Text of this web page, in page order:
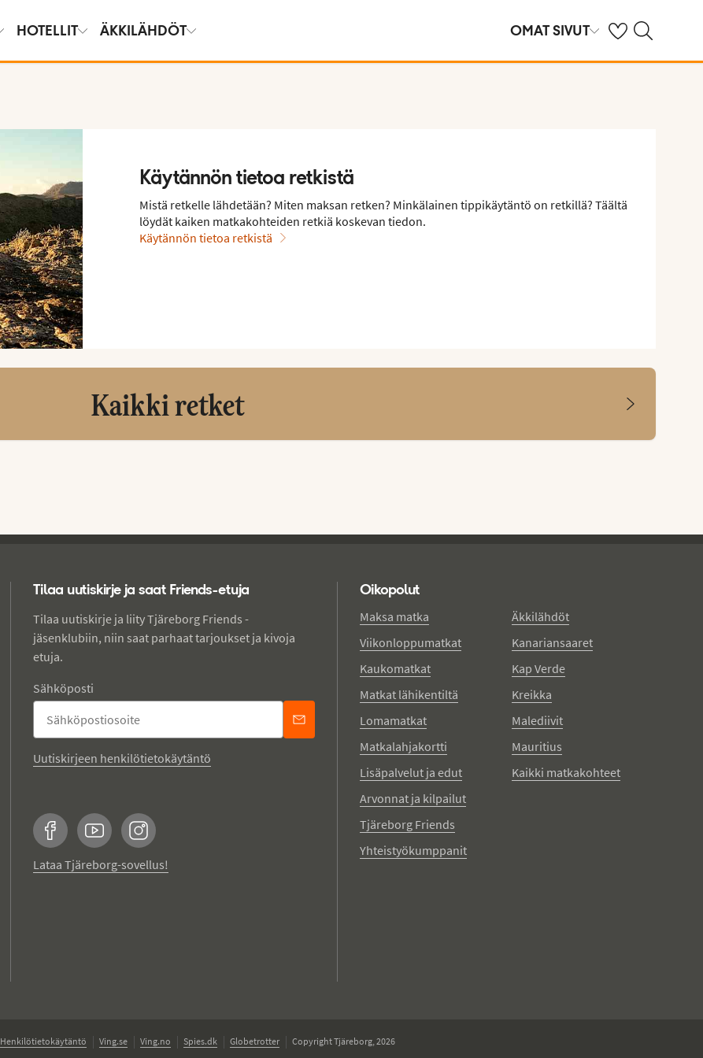
HOTELLIT ÄKKILÄHDÖT OMAT SIVUT OmatHaku
Käytännön tietoa retkistä
Mistä retkelle lähdetään? Miten maksan retken? Minkälainen tippikäytäntö on retkillä? Täältä
löydät kaiken matkakohteiden retkiä koskevan tiedon.
Käytännön tietoa retkistä
Kaikki retket
Tilaa uutiskirje ja saat Friends-etuja
Tilaa uutiskirje ja liity Tjäreborg Friends -
jäsenklubiin, niin saat parhaat tarjoukset ja kivoja
etuja.
Sähköposti
Uutiskirjeen henkilötietokäytäntö
FacebookYouTubeInstagram
Lataa Tjäreborg-sovellus!
Oikopolut
Maksa matka
Viikonloppumatkat
Kaukomatkat
Matkat lähikentiltä
Lomamatkat
Matkalahjakortti
Lisäpalvelut ja edut
Arvonnat ja kilpailut
Tjäreborg Friends
Yhteistyökumppanit
Äkkilähdöt
Kanariansaaret
Kap Verde
Kreikka
Malediivit
Mauritius
Kaikki matkakohteet
Henkilötietokäytäntö Ving.se Ving.no Spies.dk Globetrotter Copyright Tjäreborg, 2026